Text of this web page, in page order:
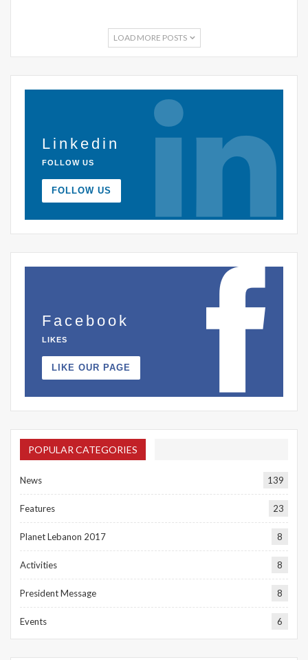
LOAD MORE POSTS
Linkedin
FOLLOW US
FOLLOW US
Facebook
LIKES
LIKE OUR PAGE
POPULAR CATEGORIES
News 139
Features 23
Planet Lebanon 2017 8
Activities 8
President Message 8
Events 6